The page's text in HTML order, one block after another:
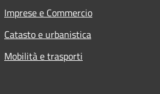
Imprese e Commercio
Catasto e urbanistica
Mobilità e trasporti